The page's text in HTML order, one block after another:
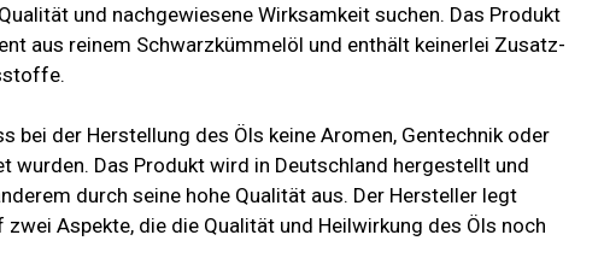
und nachgewiesene Wirksamkeit suchen. Das Produkt
aus reinem Schwarzkümmelöl und enthält keinerlei Zusatz-
bei der Herstellung des Öls keine Aromen, Gentechnik oder
wurden. Das Produkt wird in Deutschland hergestellt und
durch seine hohe Qualität aus. Der Hersteller legt
zwei Aspekte, die die Qualität und Heilwirkung des Öls noch